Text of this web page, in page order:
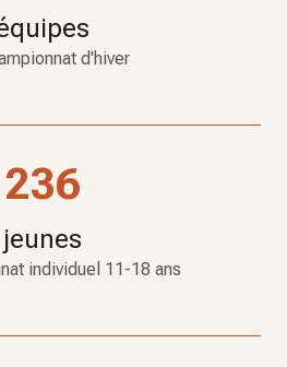
d'hiver
236
jeunes
individuel 11-18 ans